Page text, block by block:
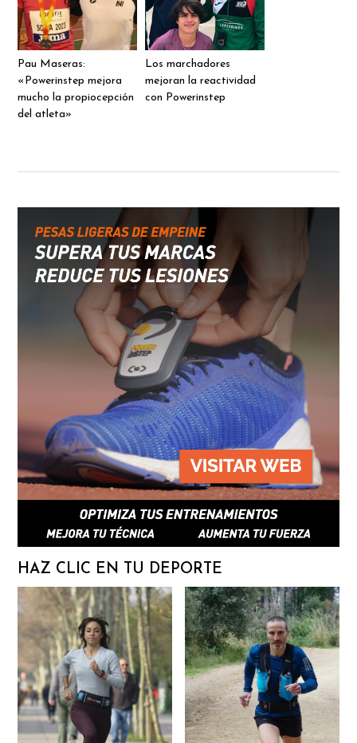
Pau Maseras:
«Powerinstep mejora
mucho la propiocepción
del atleta»
Los marchadores
mejoran la reactividad
con Powerinstep
HAZ CLIC EN TU DEPORTE